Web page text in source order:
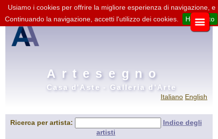
Usiamo i cookies per offrire la migliore esperienza di navigazione,
Continuando la navigazione, accetti l'utilizzo dei cookies.
Ho capito
Artesegno
Casa d'Aste - Galleria d'Arte
Italiano English
Ricerca per artista:
Indice degli
artisti